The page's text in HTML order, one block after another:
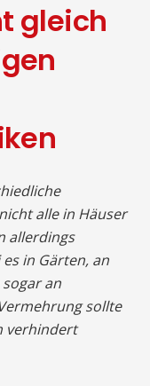
gleich
alle in Häuser
allerdings
in Gärten, an
an
sollte
verhindert